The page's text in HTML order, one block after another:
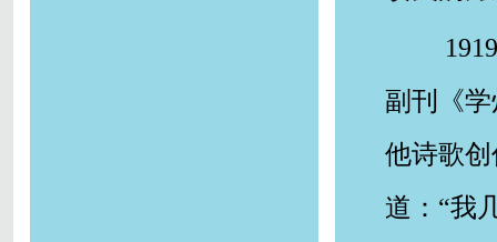
副刊《
他诗歌
道：“我